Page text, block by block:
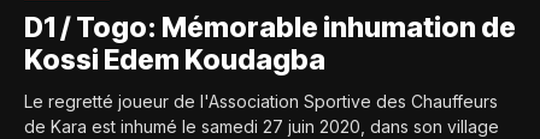
D1 / Togo: Mémorable inhumation de
Kossi Edem Koudagba
Le regretté joueur de l'Association Sportive des Chauffeurs
de Kara est inhumé le samedi 27 juin 2020, dans son village